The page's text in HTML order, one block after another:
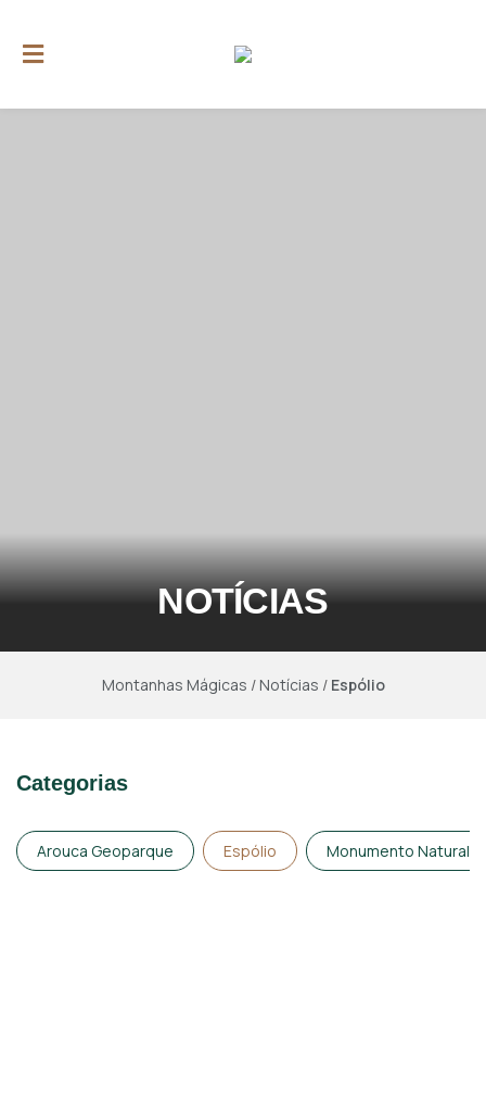
NOTÍCIAS
Montanhas Mágicas /Notícias / Espólio
Categorias
Arouca Geoparque Espólio Monumento Natural